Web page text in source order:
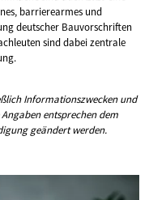
barrierearmes und
deutscher Bauvorschriften
sind dabei zentrale
Informationszwecken und
entsprechen dem
geändert werden.